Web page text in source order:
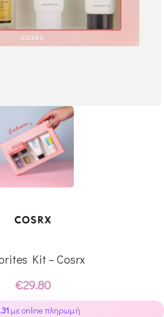
Kit – Cosrx
€29.80
με online πληρωμή